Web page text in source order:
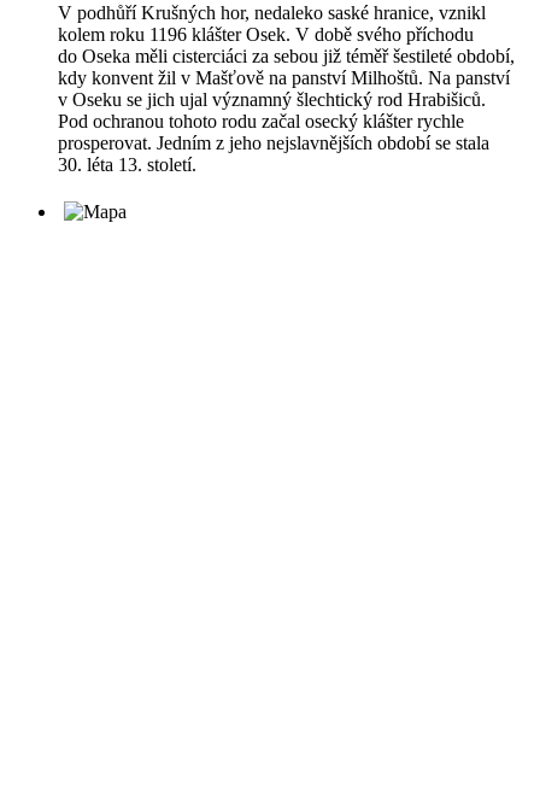
V podhůří Krušných hor, nedaleko saské hranice, vznikl
kolem roku 1196 klášter Osek. V době svého příchodu
do Oseka měli cisterciáci za sebou již téměř šestileté období,
kdy konvent žil v Mašťově na panství Milhoštů. Na panství
v Oseku se jich ujal významný šlechtický rod Hrabišiců.
Pod ochranou tohoto rodu začal osecký klášter rychle
prosperovat. Jedním z jeho nejslavnějších období se stala
30. léta 13. století.